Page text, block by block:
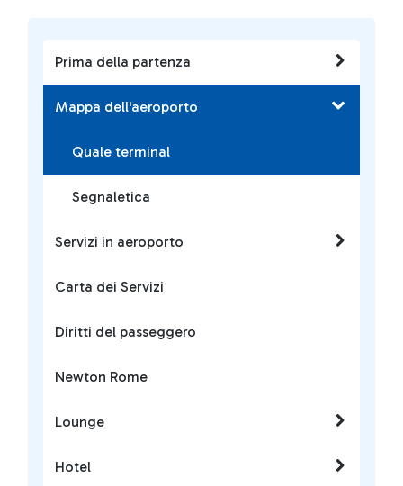
Prima della partenza
Mappa dell'aeroporto
Quale terminal
Segnaletica
Servizi in aeroporto
Carta dei Servizi
Diritti del passeggero
Newton Rome
Lounge
Hotel